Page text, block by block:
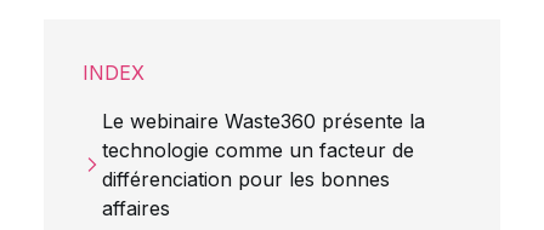
INDEX
Le webinaire Waste360 présente la
technologie comme un facteur de
différenciation pour les bonnes
affaires